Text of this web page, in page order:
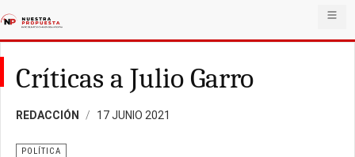
Críticas a Julio Garro
REDACCIÓN 17 JUNIO 2021
POLÍTICA